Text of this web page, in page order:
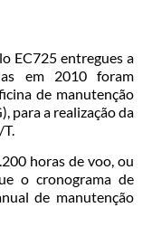
EC725 entregues a
em 2010 foram
de manutenção
para a realização da
horas de voo, ou
o cronograma de
de manutenção